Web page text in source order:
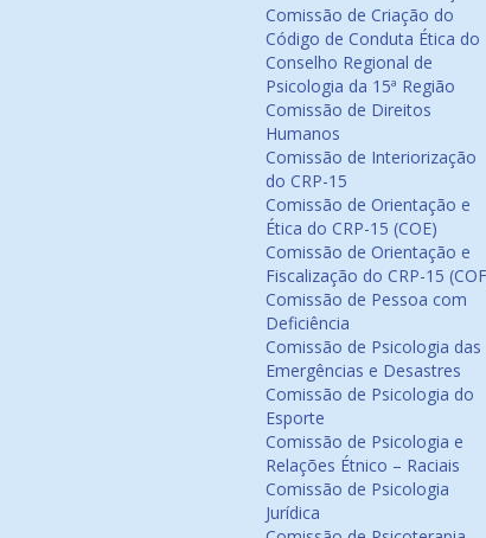
Comissão de Criação do
Código de Conduta Ética do
Conselho Regional de
Psicologia da 15ª Região
Comissão de Direitos
Humanos
Comissão de Interiorização
do CRP-15
Comissão de Orientação e
Ética do CRP-15 (COE)
Comissão de Orientação e
Fiscalização do CRP-15
Comissão de Pessoa com
Deficiência
Comissão de Psicologia das
Emergências e Desastres
Comissão de Psicologia do
Esporte
Comissão de Psicologia e
Relações Étnico – Raciais
Comissão de Psicologia
Jurídica